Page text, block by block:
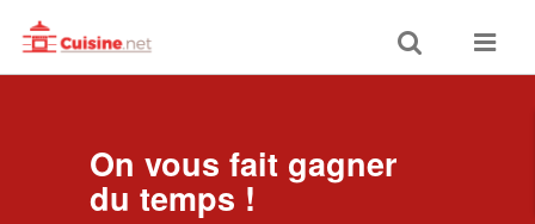
Toggle
search
Toggle
On vous fait gagner
du temps !